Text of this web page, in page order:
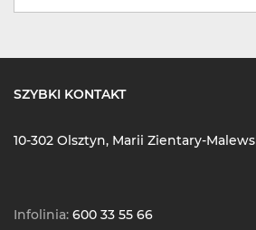
SZYBKI KONTAKT
10-302 Olsztyn, Marii Zientary-
Infolinia: 600 33 55 66